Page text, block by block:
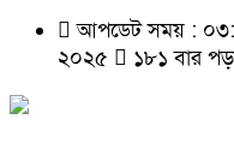
আপডেট সময় :
২০২৫
১৮১ বার